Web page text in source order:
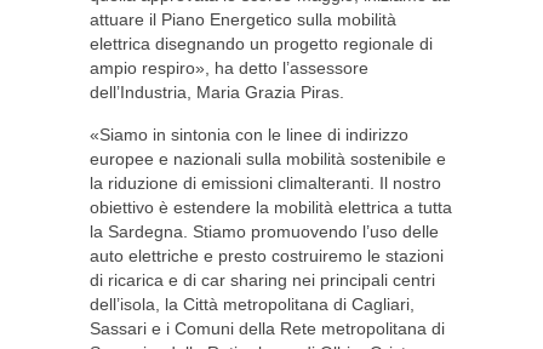
attuare il Piano Energetico sulla mobilità
elettrica disegnando un progetto regionale di
ampio respiro», ha detto l’assessore
dell’Industria, Maria Grazia Piras.
«Siamo in sintonia con le linee di indirizzo
europee e nazionali sulla mobilità sostenibile e
la riduzione di emissioni climalteranti. Il nostro
obiettivo è estendere la mobilità elettrica a tutta
la Sardegna. Stiamo promuovendo l’uso delle
auto elettriche e presto costruiremo le stazioni
di ricarica e di car sharing nei principali centri
dell’isola, la Città metropolitana di Cagliari,
Sassari e i Comuni della Rete metropolitana di